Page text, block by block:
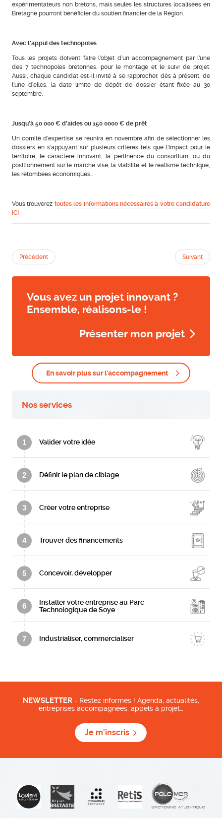
expérimentateurs non bretons, mais seules les structures localisées en
Bretagne pourront bénéficier du soutien financier de la Région.
Avec l’appui des technopoles
Tous les projets doivent faire l’objet d’un accompagnement par l’une
des 7 technopoles bretonnes, pour le montage et le suivi de projet.
Aussi, chaque candidat est-il invité à se rapprocher, dès à présent, de
l’une d’elles, la date limite de dépôt de dossier étant fixée au 30
septembre.
Jusqu’à 50 000 € d’aides ou 150 0000 € de prêt
Un comité d’expertise se réunira en novembre afin de sélectionner les
dossiers en s’appuyant sur plusieurs critères tels que l’impact pour le
territoire, le caractère innovant, la pertinence du consortium, ou du
positionnement sur le marché visé, la viabilité et le réalisme technique,
les retombées économiques…
Vous trouverez toutes les informations nécessaires à votre candidature
ICI
Précédent Suivant
Vous avez un projet innovant ?
Ensemble, réalisons-le !
Présenter mon projet
En savoir plus sur l'accompagnement
Nos services
1 Valider votre idée
2 Définir le plan de ciblage
3 Créer votre entreprise
4 Trouver des financements
5 Concevoir, développer
6
Installer votre entreprise au Parc
Technologique de Soye
7 Industrialiser, commercialiser
NEWSLETTER - Restez informés ! Agenda, actualités,
entreprises accompagnées, appels à projet…
Je m'inscris